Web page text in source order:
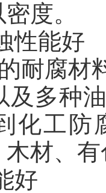
度。
性能好
耐腐材
及多种
化工防
材、
好